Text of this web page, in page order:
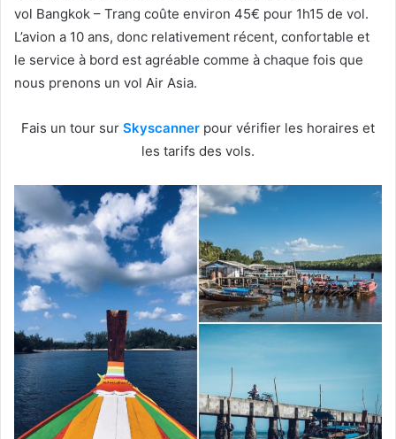
vol Bangkok – Trang coûte environ 45€ pour 1h15 de vol.
L’avion a 10 ans, donc relativement récent, confortable et
le service à bord est agréable comme à chaque fois que
nous prenons un vol Air Asia.
Fais un tour sur Skyscanner pour vérifier les horaires et
les tarifs des vols.